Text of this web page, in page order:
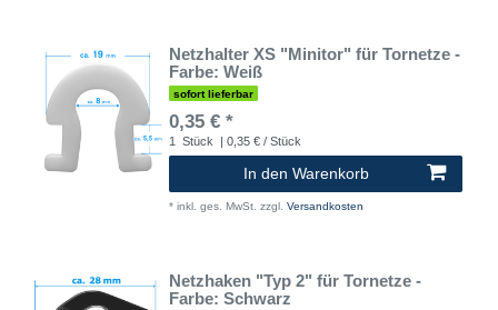
Netzhalter XS "Minitor" für Tornetze -
Farbe: Weiß
sofort lieferbar
0,35 € *
1 Stück | 0,35 € / Stück
In den Warenkorb
* inkl. ges. MwSt. zzgl. Versandkosten
Netzhaken "Typ 2" für Tornetze -
Farbe: Schwarz